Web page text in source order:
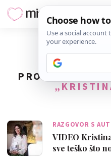
PRONAĐENO7
RAZGOVOR S
VIDEO
sve teško što